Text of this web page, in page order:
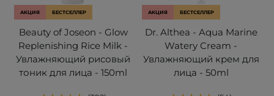
АКЦИЯ БЕСТСЕЛЛЕР
Beauty of Joseon - Glow
Replenishing Rice Milk -
Увлажняющий рисовый
тоник для лица - 150ml
АКЦИЯ БЕСТСЕЛЛЕР
Dr. Althea - Aqua Marine
Watery Cream -
Увлажняющий крем для
лица - 50ml